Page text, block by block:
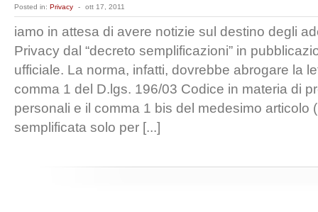
Posted in: Privacy - ott 17, 2011
iamo in attesa di avere notizie sul destino degli
Privacy dal “decreto semplificazioni” in
ufficiale. La norma, infatti, dovrebbe abrogare la
comma 1 del D.lgs. 196/03 Codice in materia di
personali e il comma 1 bis del medesimo articolo
semplificata solo per [...]